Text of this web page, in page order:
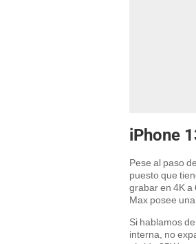
iPhone
Pese al paso
puesto que
grabar en 4K a
Max posee
Si hablamos
interna, no